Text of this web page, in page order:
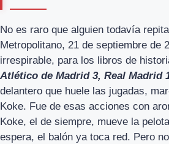
No es raro que alguien todavía
Metropolitano, 21 de septiembre de
irrespirable, para los libros de
Atlético de Madrid 3, Real Madrid
delantero que huele las jugadas,
Koke. Fue de esas acciones con
Koke, el de siempre, mueve la
espera, el balón ya toca red. Pero